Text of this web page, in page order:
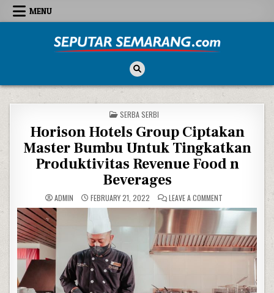
Skip to content
MENU
POSTED IN
SERBA SERBI
Horison Hotels Group Ciptakan
Master Bumbu Untuk Tingkatkan
Produktivitas Revenue Food n
Beverages
ADMIN FEBRUARY 21, 2022 LEAVE A COMMENT ON HORISON